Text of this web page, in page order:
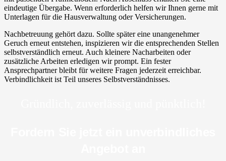
eindeutige Übergabe. Wenn erforderlich helfen wir Ihnen gerne mit
Unterlagen für die Hausverwaltung oder Versicherungen.
Nachbetreuung gehört dazu. Sollte später eine unangenehmer
Geruch erneut entstehen, inspizieren wir die entsprechenden Stellen
selbstverständlich erneut. Auch kleinere Nacharbeiten oder
zusätzliche Arbeiten erledigen wir prompt. Ein fester
Ansprechpartner bleibt für weitere Fragen jederzeit erreichbar.
Verbindlichkeit ist Teil unseres Selbstverständnisses.